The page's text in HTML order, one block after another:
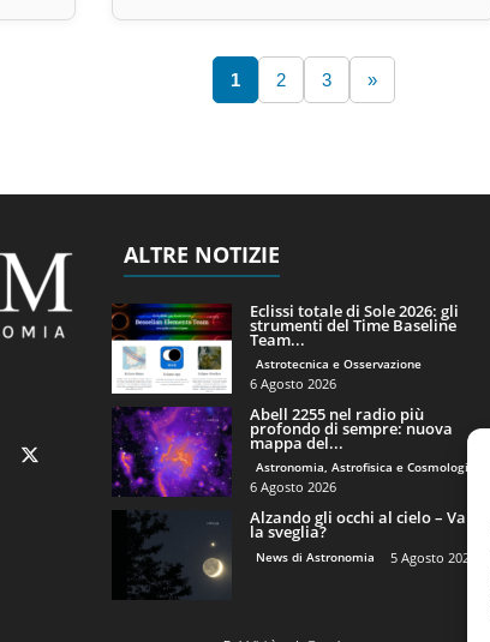
1 2 3 »
ALTRE NOTIZIE
Eclissi totale di Sole 2026: gli
strumenti del Time Baseline
Team...
Astrotecnica e Osservazione
6 Agosto 2026
Abell 2255 nel radio più
profondo di sempre: nuova
mappa del...
Astronomia, Astrofisica e Cosmologia
6 Agosto 2026
Alzando gli occhi al cielo – Vale
la sveglia?
News di Astronomia 5 Agosto 2026